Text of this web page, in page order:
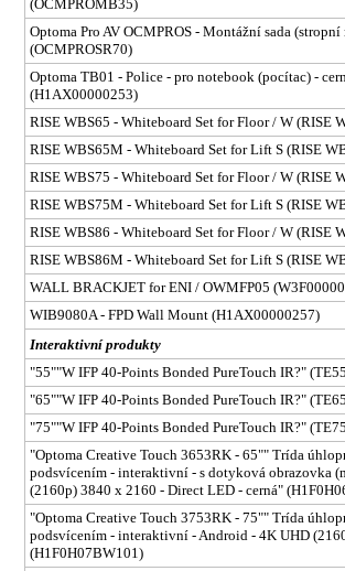
(OCMPROMB35)
Optoma Pro AV OCMPROS - Montážní sada
(OCMPROSR70)
Optoma TB01 - Police - pro notebook (pocítac) -
(H1AX00000253)
RISE WBS65 - Whiteboard Set for Floor / W (RISE
RISE WBS65M - Whiteboard Set for Lift S (RISE
RISE WBS75 - Whiteboard Set for Floor / W (RISE
RISE WBS75M - Whiteboard Set for Lift S (RISE
RISE WBS86 - Whiteboard Set for Floor / W (RISE
RISE WBS86M - Whiteboard Set for Lift S (RISE
WALL BRACKJET for ENI / OWMFP05
WIB9080A - FPD Wall Mount (H1AX00000257)
Interaktivní produkty
"55""W IFP 40-Points Bonded PureTouch IR?"
"65""W IFP 40-Points Bonded PureTouch IR?"
"75""W IFP 40-Points Bonded PureTouch IR?"
"Optoma Creative Touch 3653RK - 65"" Trída
podsvícením - interaktivní - s dotyková obrazovka
(2160p) 3840 x 2160 - Direct LED - cerná"
"Optoma Creative Touch 3753RK - 75"" Trída
podsvícením - interaktivní - Android - 4K UHD
(H1F0H07BW101)